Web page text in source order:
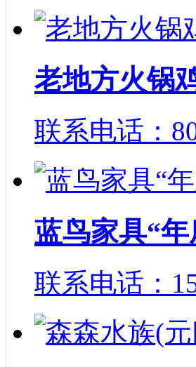
老地方火锅
联系电话：
蓝鸟家具“
联系电话：